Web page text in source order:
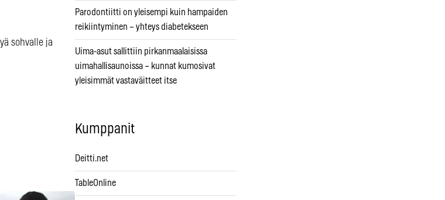
sohvalle ja
Parodontiitti on yleisempi kuin hampaiden
reikiintyminen – yhteys diabetekseen
Uima-asut sallittiin pirkanmaalaisissa
uimahallisaunoissa – kunnat kumosivat
yleisimmät vastaväitteet itse
Kumppanit
Deitti.net
TableOnline